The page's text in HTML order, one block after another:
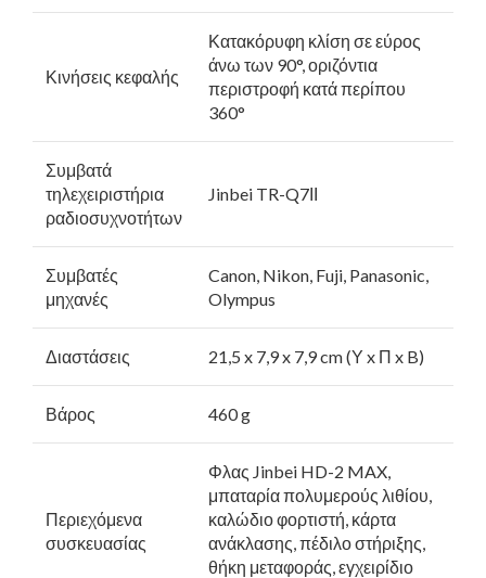
Κινήσεις κεφαλής
Κατακόρυφη κλίση σε εύρος
άνω των 90°, οριζόντια
περιστροφή κατά περίπου
360°
Συμβατά
τηλεχειριστήρια
ραδιοσυχνοτήτων
Jinbei TR-Q7ΙΙ
Συμβατές
μηχανές
Canon, Nikon, Fuji, Panasonic,
Olympus
Διαστάσεις 21,5 x 7,9 x 7,9 cm (Υ x Π x B)
Βάρος 460 g
Περιεχόμενα
συσκευασίας
Φλας Jinbei HD-2 MAX,
μπαταρία πολυμερούς λιθίου,
καλώδιο φορτιστή, κάρτα
ανάκλασης, πέδιλο στήριξης,
θήκη μεταφοράς, εγχειρίδιο